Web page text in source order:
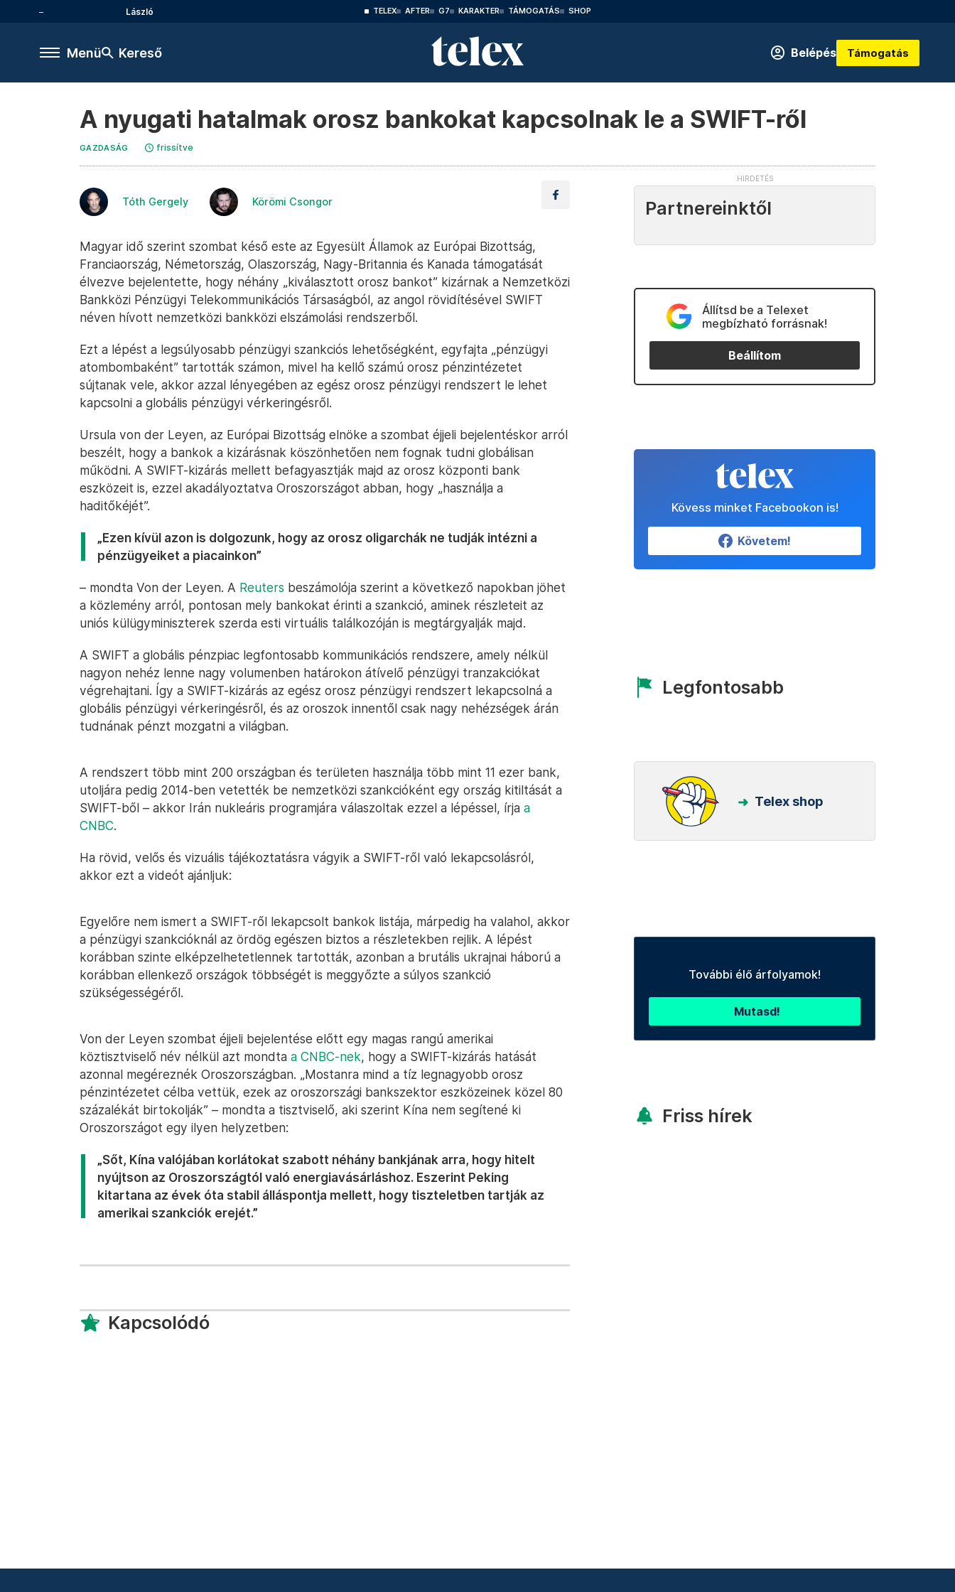
László TELEX AFTER G7 KARAKTER TÁMOGATÁS SHOP
Menü Kereső Belépés Támogatás
A nyugati hatalmak orosz bankokat kapcsolnak le a SWIFT-ről
GAZDASÁG frissítve
Tóth Gergely Körömi Csongor
Magyar idő szerint szombat késő este az Egyesült Államok az Európai Bizottság,
Franciaország, Németország, Olaszország, Nagy-Britannia és Kanada támogatását
élvezve bejelentette, hogy néhány „kiválasztott orosz bankot” kizárnak a Nemzetközi
Bankközi Pénzügyi Telekommunikációs Társaságból, az angol rövidítésével SWIFT
néven hívott nemzetközi bankközi elszámolási rendszerből.
Ezt a lépést a legsúlyosabb pénzügyi szankciós lehetőségként, egyfajta „pénzügyi
atombombaként” tartották számon, mivel ha kellő számú orosz pénzintézetet
sújtanak vele, akkor azzal lényegében az egész orosz pénzügyi rendszert le lehet
kapcsolni a globális pénzügyi vérkeringésről.
Ursula von der Leyen, az Európai Bizottság elnöke a szombat éjjeli bejelentéskor arról
beszélt, hogy a bankok a kizárásnak köszönhetően nem fognak tudni globálisan
működni. A SWIFT-kizárás mellett befagyasztják majd az orosz központi bank
eszközeit is, ezzel akadályoztatva Oroszországot abban, hogy „használja a
haditőkéjét”.
„Ezen kívül azon is dolgozunk, hogy az orosz oligarchák ne tudják intézni a
pénzügyeiket a piacainkon”
– mondta Von der Leyen. A Reuters beszámolója szerint a következő napokban jöhet
a közlemény arról, pontosan mely bankokat érinti a szankció, aminek részleteit az
uniós külügyminiszterek szerda esti virtuális találkozóján is megtárgyalják majd.
A SWIFT a globális pénzpiac legfontosabb kommunikációs rendszere, amely nélkül
nagyon nehéz lenne nagy volumenben határokon átívelő pénzügyi tranzakciókat
végrehajtani. Így a SWIFT-kizárás az egész orosz pénzügyi rendszert lekapcsolná a
globális pénzügyi vérkeringésről, és az oroszok innentől csak nagy nehézségek árán
tudnának pénzt mozgatni a világban.
A rendszert több mint 200 országban és területen használja több mint 11 ezer bank,
utoljára pedig 2014-ben vetették be nemzetközi szankcióként egy ország kitiltását a
SWIFT-ből – akkor Irán nukleáris programjára válaszoltak ezzel a lépéssel, írja a
CNBC.
Ha rövid, velős és vizuális tájékoztatásra vágyik a SWIFT-ről való lekapcsolásról,
akkor ezt a videót ajánljuk:
Egyelőre nem ismert a SWIFT-ről lekapcsolt bankok listája, márpedig ha valahol, akkor
a pénzügyi szankcióknál az ördög egészen biztos a részletekben rejlik. A lépést
korábban szinte elképzelhetetlennek tartották, azonban a brutális ukrajnai háború a
korábban ellenkező országok többségét is meggyőzte a súlyos szankció
szükségességéről.
Von der Leyen szombat éjjeli bejelentése előtt egy magas rangú amerikai
köztisztviselő név nélkül azt mondta a CNBC-nek, hogy a SWIFT-kizárás hatását
azonnal megéreznék Oroszországban. „Mostanra mind a tíz legnagyobb orosz
pénzintézetet célba vettük, ezek az oroszországi bankszektor eszközeinek közel 80
százalékát birtokolják” – mondta a tisztviselő, aki szerint Kína nem segítené ki
Oroszországot egy ilyen helyzetben:
„Sőt, Kína valójában korlátokat szabott néhány bankjának arra, hogy hitelt
nyújtson az Oroszországtól való energiavásárláshoz. Eszerint Peking
kitartana az évek óta stabil álláspontja mellett, hogy tiszteletben tartják az
amerikai szankciók erejét.”
Kapcsolódó
Partnereinktől
Állítsd be a Telexet
megbízható forrásnak!
Beállítom
Kövess minket Facebookon is!
Követem!
Legfontosabb
Telex shop
További élő árfolyamok!
Mutasd!
Friss hírek